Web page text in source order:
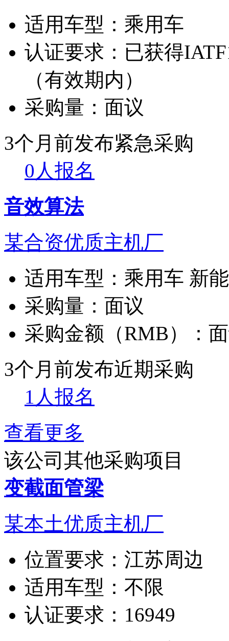
适用车型： 乘用车
认证要求： 已获得
（有效期内）
采购量： 面议
3个月前发布紧急采购
0人报名
音效算法
某合资优质主机厂
适用车型： 乘用车 新
采购量： 面议
采购金额（RMB）：
3个月前发布近期采购
1人报名
查看更多
该公司其他采购项目
变截面管梁
某本土优质主机厂
位置要求： 江苏周边
适用车型： 不限
认证要求： 16949